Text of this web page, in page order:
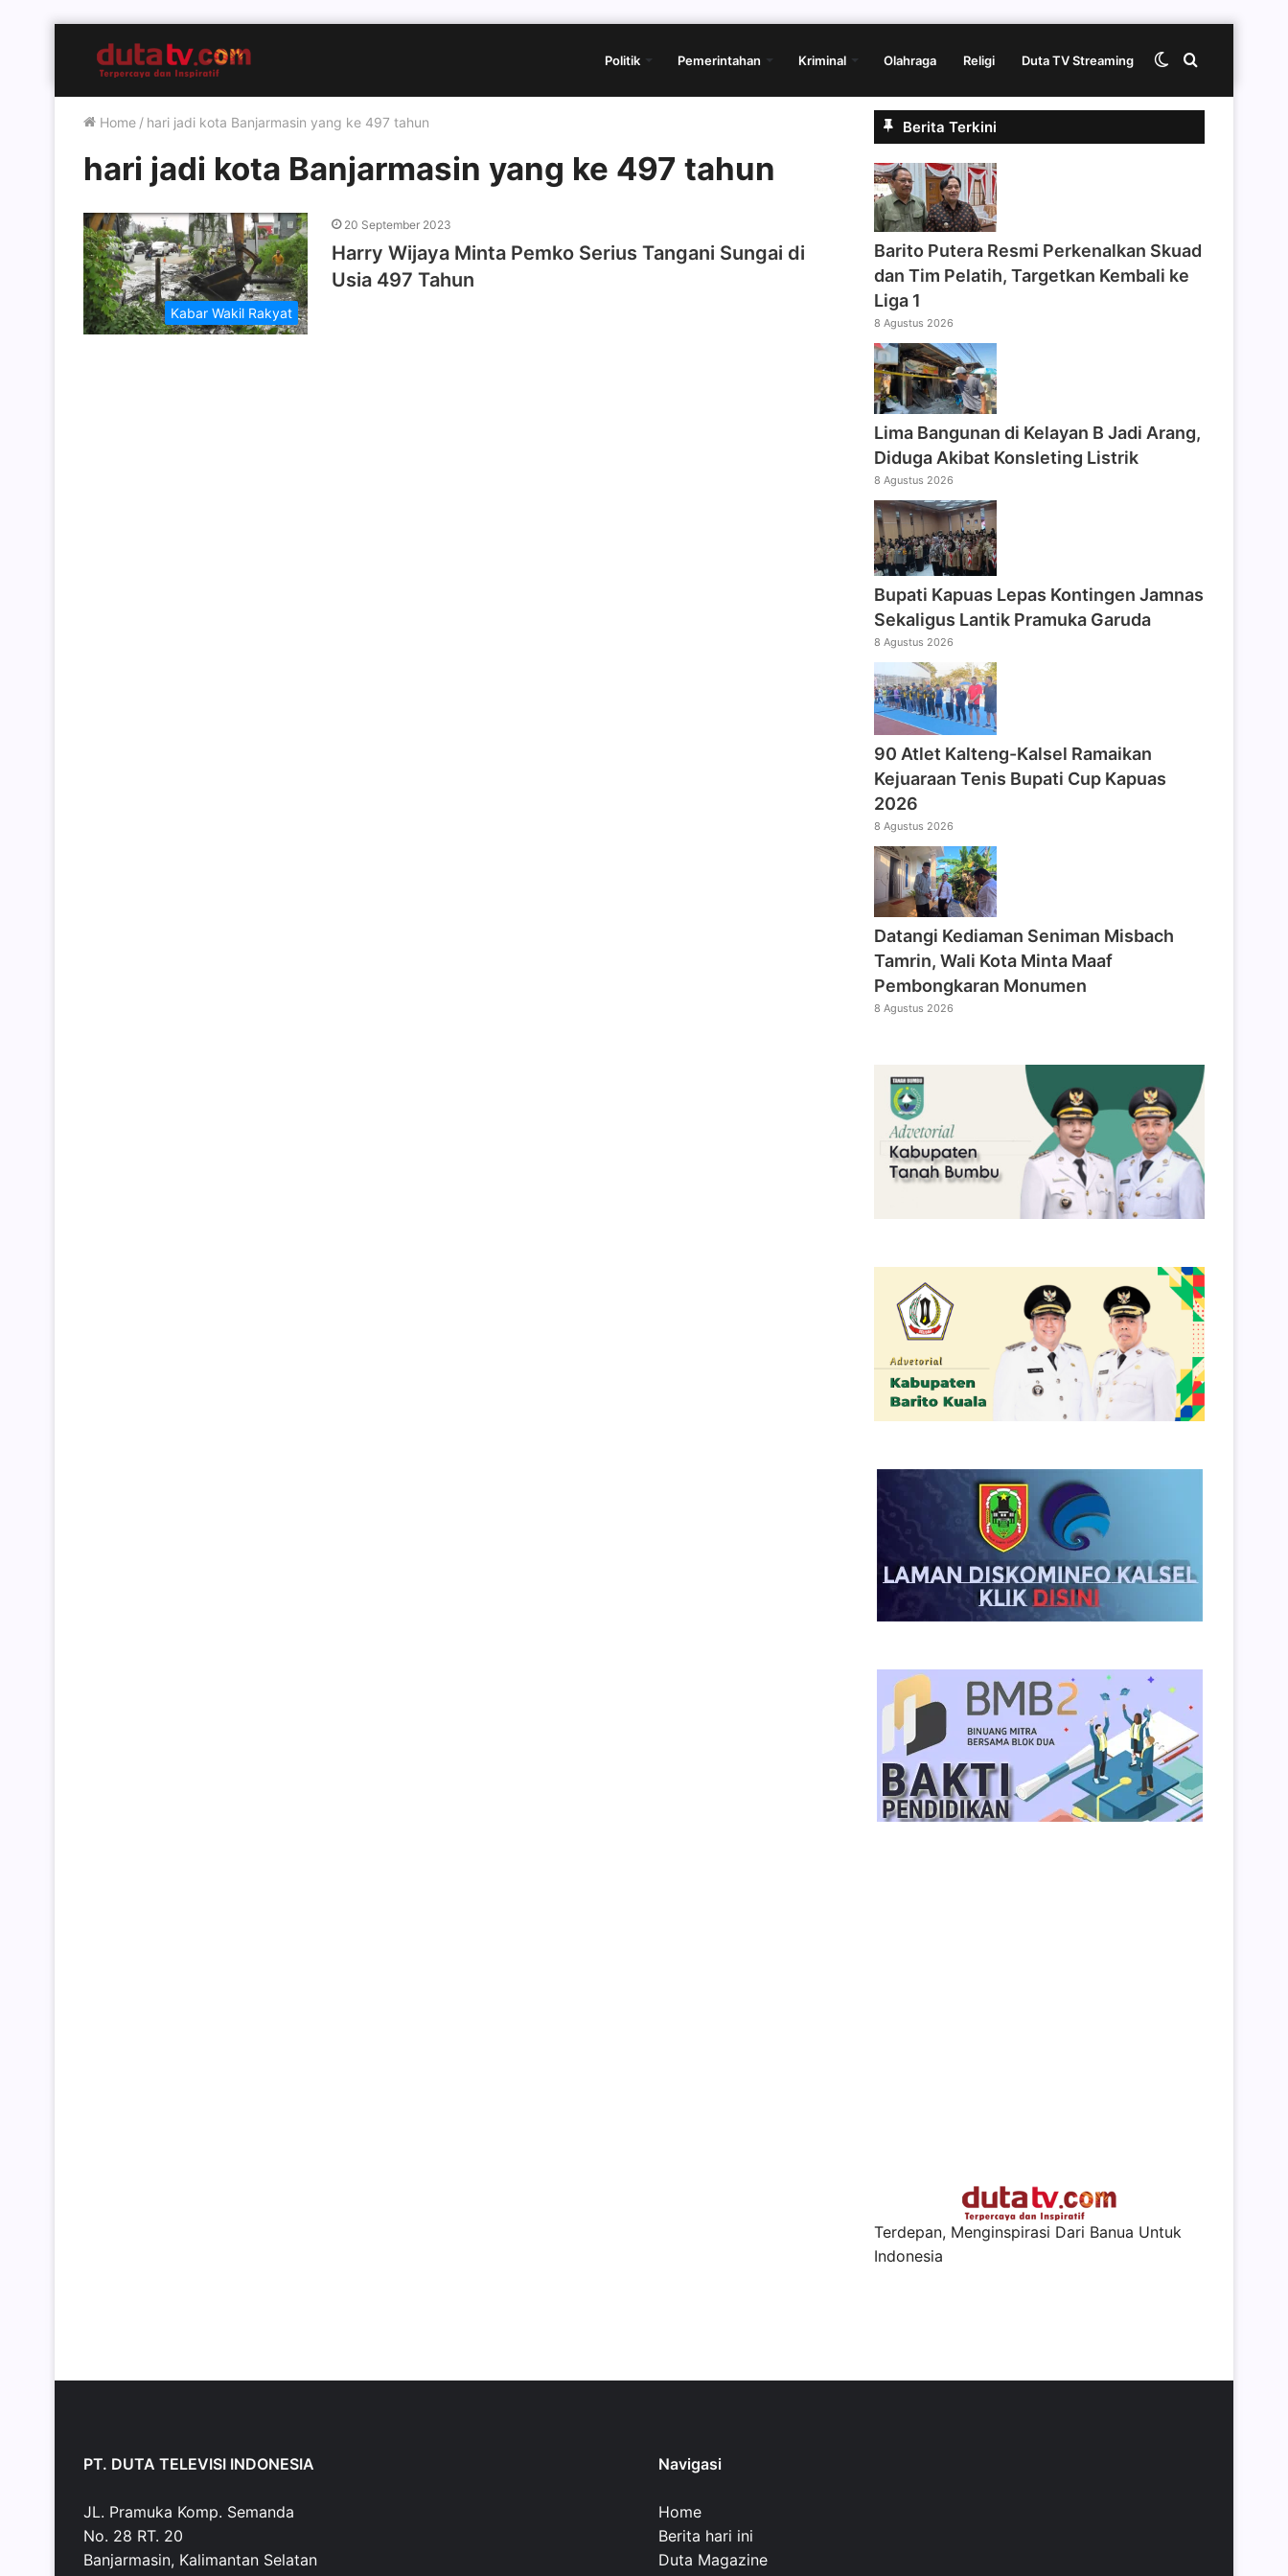
Politik Pemerintahan Kriminal Olahraga Religi Duta TV Streaming Cari
Switch
Home / hari jadi kota Banjarmasin yang ke 497 tahun
hari jadi kota Banjarmasin yang ke 497 tahun
Kabar Wakil Rakyat
20 September 2023
Harry Wijaya Minta Pemko Serius Tangani Sungai di
Usia 497 Tahun
Berita Terkini
Barito Putera Resmi Perkenalkan Skuad
dan Tim Pelatih, Targetkan Kembali ke
Liga 1
8 Agustus 2026
Lima Bangunan di Kelayan B Jadi Arang,
Diduga Akibat Konsleting Listrik
8 Agustus 2026
Bupati Kapuas Lepas Kontingen Jamnas
Sekaligus Lantik Pramuka Garuda
8 Agustus 2026
90 Atlet Kalteng-Kalsel Ramaikan
Kejuaraan Tenis Bupati Cup Kapuas
2026
8 Agustus 2026
Datangi Kediaman Seniman Misbach
Tamrin, Wali Kota Minta Maaf
Pembongkaran Monumen
8 Agustus 2026
Terdepan, Menginspirasi Dari Banua Untuk
Indonesia
PT. DUTA TELEVISI INDONESIA
JL. Pramuka Komp. Semanda
No. 28 RT. 20
Banjarmasin, Kalimantan Selatan
Navigasi
Home
Berita hari ini
Duta Magazine